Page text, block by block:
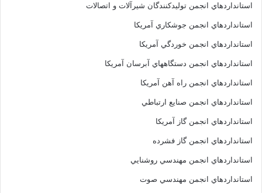
استانداردهاي انجمن توليدکنندگان شيرآلات و اتصالات
استانداردهاي انجمن جوشکاري آمريکا
استانداردهاي انجمن خوردگي آمريکا
استانداردهاي انجمن دستگاههاي آبرسان آمريکا
استانداردهاي انجمن راه آهن آمريکا
استانداردهاي انجمن صنايع ارتباطي
استانداردهاي انجمن گاز آمريکا
استانداردهاي انجمن گاز فشرده
استانداردهاي انجمن مهندسي روشنايي
استانداردهاي انجمن مهندسي صوت